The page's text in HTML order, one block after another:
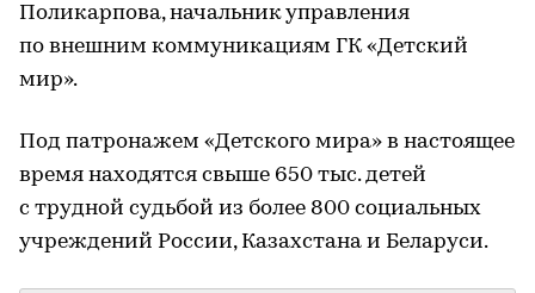
Поликарпова, начальник управления
по внешним коммуникациям ГК «Детский
мир».
Под патронажем «Детского мира» в настоящее
время находятся свыше 650 тыс. детей
с трудной судьбой из более 800 социальных
учреждений России, Казахстана и Беларуси.